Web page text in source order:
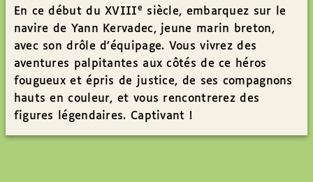
En ce début du XVIIIe
siècle, embarquez sur le
navire de Yann Kervadec, jeune marin breton,
avec son drôle d’équipage. Vous vivrez des
aventures palpitantes aux côtés de ce héros
fougueux et épris de justice, de ses compagnons
hauts en couleur, et vous rencontrerez des
figures légendaires. Captivant !